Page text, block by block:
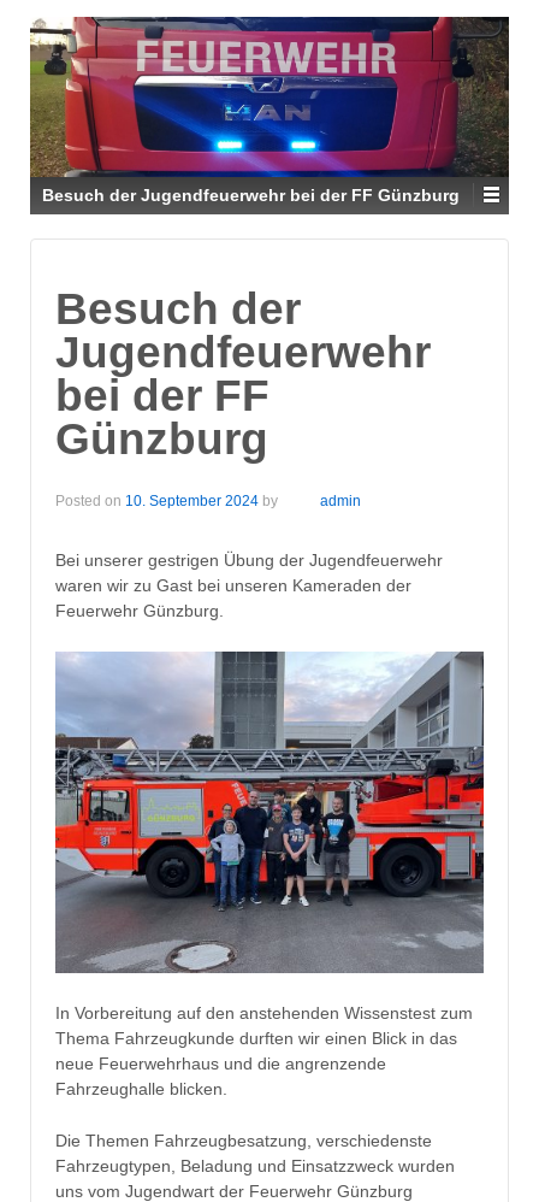
Besuch der Jugendfeuerwehr bei der FF Günzburg
Besuch der
Jugendfeuerwehr
bei der FF
Günzburg
Posted on 10. September 2024 by admin
Bei unserer gestrigen Übung der Jugendfeuerwehr
waren wir zu Gast bei unseren Kameraden der
Feuerwehr Günzburg.
In Vorbereitung auf den anstehenden Wissenstest zum
Thema Fahrzeugkunde durften wir einen Blick in das
neue Feuerwehrhaus und die angrenzende
Fahrzeughalle blicken.
Die Themen Fahrzeugbesatzung, verschiedenste
Fahrzeugtypen, Beladung und Einsatzzweck wurden
uns vom Jugendwart der Feuerwehr Günzburg